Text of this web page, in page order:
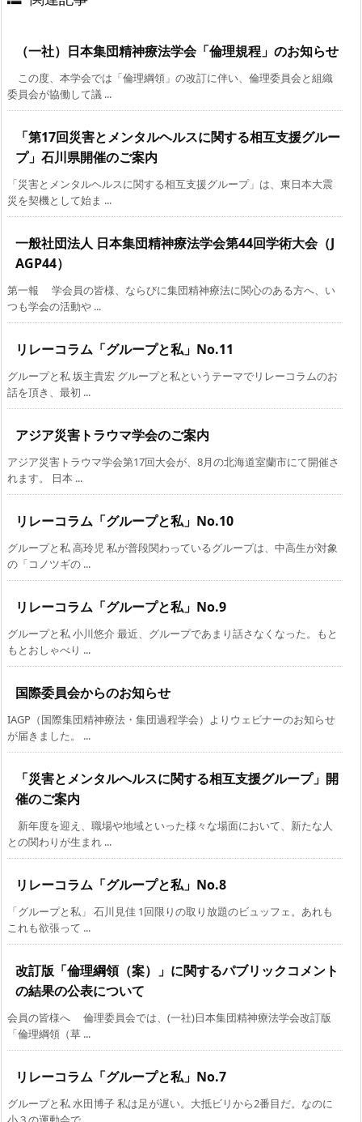
（一社）日本集団精神療法学会「倫理規程」のお知らせ
この度、本学会では「倫理綱領」の改訂に伴い、倫理委員会と組織
委員会が協働して議 ...
「第17回災害とメンタルヘルスに関する相互支援グルー
プ」石川県開催のご案内
「災害とメンタルヘルスに関する相互支援グループ」は、東日本大震
災を契機として始ま ...
一般社団法人 日本集団精神療法学会第44回学術大会（J
AGP44）
第一報 学会員の皆様、ならびに集団精神療法に関心のある方へ、い
つも学会の活動や ...
リレーコラム「グループと私」No.11
グループと私 坂主貴宏 グループと私というテーマでリレーコラムのお
話を頂き、最初 ...
アジア災害トラウマ学会のご案内
アジア災害トラウマ学会第17回大会が、8月の北海道室蘭市にて開催さ
れます。 日本 ...
リレーコラム「グループと私」No.10
グループと私 高玲児 私が普段関わっているグループは、中高生が対象
の「コノツギの ...
リレーコラム「グループと私」No.9
グループと私 小川悠介 最近、グループであまり話さなくなった。もと
もとおしゃべり ...
国際委員会からのお知らせ
IAGP（国際集団精神療法・集団過程学会）よりウェビナーのお知らせ
が届きました。 ...
「災害とメンタルヘルスに関する相互支援グループ」開
催のご案内
新年度を迎え、職場や地域といった様々な場面において、新たな人
との関わりが生まれ ...
リレーコラム「グループと私」No.8
「グループと私」 石川見佳 1回限りの取り放題のビュッフェ。あれも
これも欲張って ...
改訂版「倫理綱領（案）」に関するパブリックコメント
の結果の公表について
会員の皆様へ 倫理委員会では、(一社)日本集団精神療法学会改訂版
「倫理綱領（草 ...
リレーコラム「グループと私」No.7
グループと私 水田博子 私は足が遅い。大抵ビリから2番目だ。なのに